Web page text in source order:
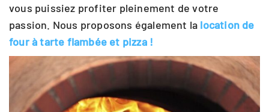
vous puissiez profiter pleinement de votre
passion. Nous proposons également la location de
four à tarte flambée et pizza !